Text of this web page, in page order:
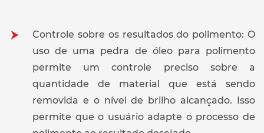
Controle sobre os resultados do polimento: O
uso de uma pedra de óleo para polimento
permite um controle preciso sobre a
quantidade de material que está sendo
removida e o nível de brilho alcançado. Isso
permite que o usuário adapte o processo de